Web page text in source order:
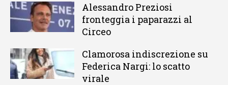
Alessandro Preziosi
fronteggia i paparazzi al
Circeo
Clamorosa indiscrezione su
Federica Nargi: lo scatto
virale